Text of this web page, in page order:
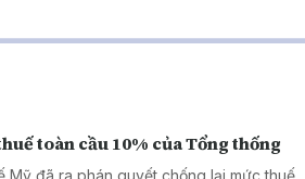
toàn cầu 10% của Tổng thống